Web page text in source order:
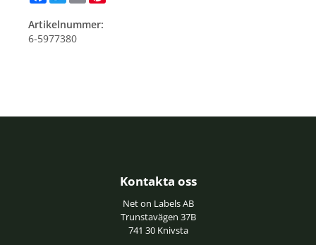
Artikelnummer:
6-5977380
Kontakta oss
Net on Labels AB
Trunstavägen 37B
741 30 Knivsta